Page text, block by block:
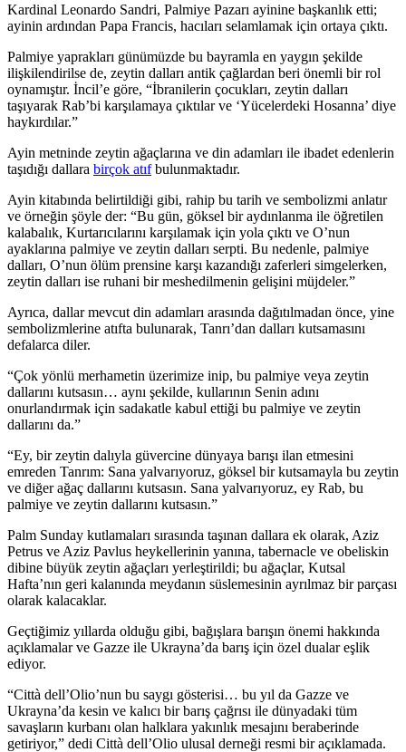
Kardinal Leonardo Sandri, Palmiye Pazarı ayinine başkanlık etti;
ayinin ardından Papa Francis, hacıları selamlamak için ortaya çıktı.
Palmiye yaprakları günümüzde bu bayramla en yaygın şekilde
ilişkilendirilse de, zeytin dalları antik çağlardan beri önemli bir rol
oynamıştır. İncil’e göre, “İbranilerin çocukları, zeytin dalları
taşıyarak Rab’bi karşılamaya çıktılar ve ‘Yücelerdeki Hosanna’ diye
haykırdılar.”
Ayin metninde zeytin ağaçlarına ve din adamları ile ibadet edenlerin
taşıdığı dallara birçok atıfbulunmaktadır.
Ayin kitabında belirtildiği gibi, rahip bu tarih ve sembolizmi anlatır
ve örneğin şöyle der: “Bu gün, göksel bir aydınlanma ile öğretilen
kalabalık, Kurtarıcılarını karşılamak için yola çıktı ve O’nun
ayaklarına palmiye ve zeytin dalları serpti. Bu nedenle, palmiye
dalları, O’nun ölüm prensine karşı kazandığı zaferleri simgelerken,
zeytin dalları ise ruhani bir meshedilmenin gelişini müjdeler.”
Ayrıca, dallar mevcut din adamları arasında dağıtılmadan önce, yine
sembolizmlerine atıfta bulunarak, Tanrı’dan dalları kutsamasını
defalarca diler.
“Çok yönlü merhametin üzerimize inip, bu palmiye veya zeytin
dallarını kutsasın… aynı şekilde, kullarının Senin adını
onurlandırmak için sadakatle kabul ettiği bu palmiye ve zeytin
dallarını da.”
“Ey, bir zeytin dalıyla güvercine dünyaya barışı ilan etmesini
emreden Tanrım: Sana yalvarıyoruz, göksel bir kutsamayla bu zeytin
ve diğer ağaç dallarını kutsasın. Sana yalvarıyoruz, ey Rab, bu
palmiye ve zeytin dallarını kutsasın.”
Palm Sunday kutlamaları sırasında taşınan dallara ek olarak, Aziz
Petrus ve Aziz Pavlus heykellerinin yanına, tabernacle ve obeliskin
dibine büyük zeytin ağaçları yerleştirildi; bu ağaçlar, Kutsal
Hafta’nın geri kalanında meydanın süslemesinin ayrılmaz bir parçası
olarak kalacaklar.
Geçtiğimiz yıllarda olduğu gibi, bağışlara barışın önemi hakkında
açıklamalar ve Gazze ile Ukrayna’da barış için özel dualar eşlik
ediyor.
“Città dell’Olio’nun bu saygı gösterisi… bu yıl da Gazze ve
Ukrayna’da kesin ve kalıcı bir barış çağrısı ile dünyadaki tüm
savaşların kurbanı olan halklara yakınlık mesajını beraberinde
getiriyor,” dedi Città dell’Olio ulusal derneği resmi bir açıklamada.